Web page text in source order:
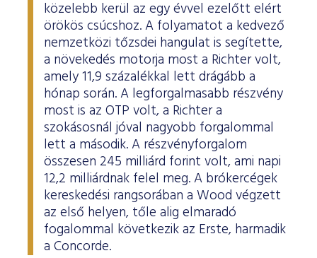
közelebb kerül az egy évvel ezelőtt elért
örökös csúcshoz. A folyamatot a kedvező
nemzetközi tőzsdei hangulat is segítette,
a növekedés motorja most a Richter volt,
amely 11,9 százalékkal lett drágább a
hónap során. A legforgalmasabb részvény
most is az OTP volt, a Richter a
szokásosnál jóval nagyobb forgalommal
lett a második. A részvényforgalom
összesen 245 milliárd forint volt, ami napi
12,2 milliárdnak felel meg. A brókercégek
kereskedési rangsorában a Wood végzett
az első helyen, tőle alig elmaradó
fogalommal következik az Erste, harmadik
a Concorde.